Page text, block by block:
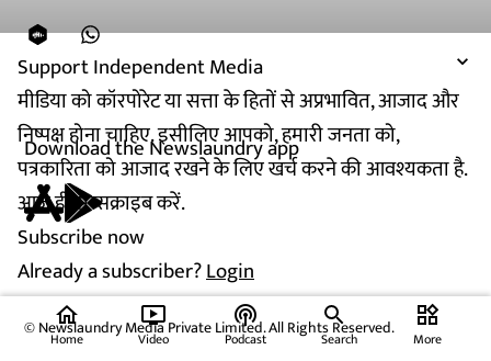
Support Independent Media
मीडिया को कॉरपोरेट या सत्ता के हितों से अप्रभावित, आजाद और
निष्पक्ष होना चाहिए. इसीलिए आपको, हमारी जनता को,
पत्रकारिता को आजाद रखने के लिए खर्च करने की आवश्यकता है.
आज ही सब्सक्राइब करें.
Subscribe now
Already a subscriber?Login
Download the Newslaundry app
© Newslaundry Media Private Limited. All Rights Reserved.
home
Home
ondemand_video
Video
podcasts
Podcast Search
widgets
More